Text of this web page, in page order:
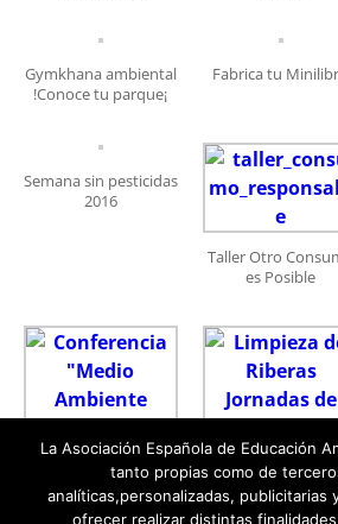
Gymkhana ambiental
!Conoce tu parque¡
Fabrica tu
Semana sin pesticidas
2016
Taller Otro
es Posible
Limpieza de
Jornadas de E.A.
La Asociación Española de Educación
tanto propias como de
analíticas,personalizadas, publicitarias
ofrecer realizar distintas